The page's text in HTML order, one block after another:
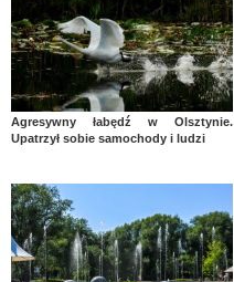
Agresywny łabędź w Olsztynie.
Upatrzył sobie samochody i ludzi